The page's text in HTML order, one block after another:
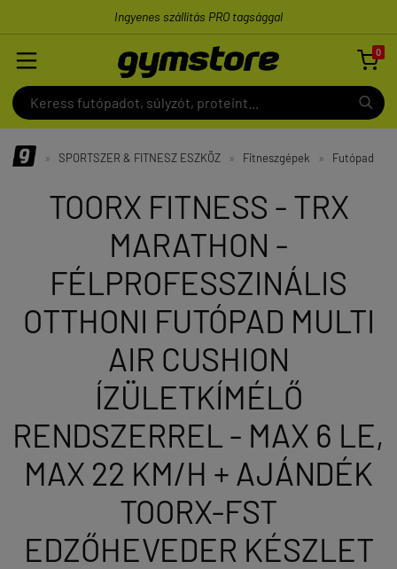
Ingyenes szállítás PRO tagsággal
0

» SPORTSZER & FITNESZ ESZKÖZ » Fitneszgépek » Futópad
TOORX FITNESS - TRX
MARATHON -
FÉLPROFESSZINÁLIS
OTTHONI FUTÓPAD MULTI
AIR CUSHION
ÍZÜLETKÍMÉLŐ
RENDSZERREL - MAX 6 LE,
MAX 22 KM/H + AJÁNDÉK
TOORX-FST
EDZŐHEVEDER KÉSZLET